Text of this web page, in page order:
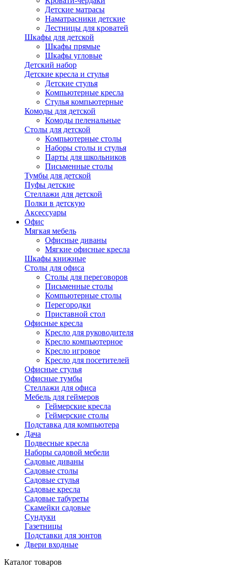
Детские матрасы
Наматрасники детские
Лестницы для кроватей
Шкафы для детской
Шкафы прямые
Шкафы угловые
Детский набор
Детские кресла и стулья
Детские стулья
Компьютерные кресла
Стулья компьютерные
Комоды для детской
Комоды пеленальные
Столы для детской
Компьютерные столы
Наборы столы и стулья
Парты для школьников
Письменные столы
Тумбы для детской
Пуфы детские
Стеллажи для детской
Полки в детскую
Аксессуары
Офис
Мягкая мебель
Офисные диваны
Мягкие офисные кресла
Шкафы книжные
Столы для офиса
Столы для переговоров
Письменные столы
Компьютерные столы
Перегородки
Приставной стол
Офисные кресла
Кресло для руководителя
Кресло компьютерное
Кресло игровое
Кресло для посетителей
Офисные стулья
Офисные тумбы
Стеллажи для офиса
Мебель для геймеров
Геймерские кресла
Геймерские столы
Подставка для компьютера
Дача
Подвесные кресла
Наборы садовой мебели
Садовые диваны
Садовые столы
Садовые стулья
Садовые кресла
Садовые табуреты
Скамейки садовые
Сундуки
Газетницы
Подставки для зонтов
Двери входные
Каталог товаров